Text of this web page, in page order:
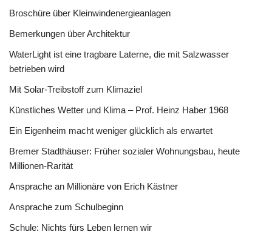
Broschüre über Kleinwindenergieanlagen
Bemerkungen über Architektur
WaterLight ist eine tragbare Laterne, die mit Salzwasser
betrieben wird
Mit Solar-Treibstoff zum Klimaziel
Künstliches Wetter und Klima – Prof. Heinz Haber 1968
Ein Eigenheim macht weniger glücklich als erwartet
Bremer Stadthäuser: Früher sozialer Wohnungsbau, heute
Millionen-Rarität
Ansprache an Millionäre von Erich Kästner
Ansprache zum Schulbeginn
Schule: Nichts fürs Leben lernen wir